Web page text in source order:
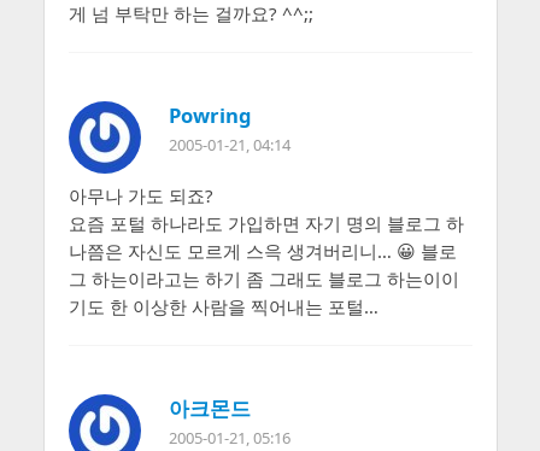
게 넘 부탁만 하는 걸까요? ^^;;
Powring
2005-01-21, 04:14
아무나 가도 되죠?
요즘 포털 하나라도 가입하면 자기 명의 블로그 하
나쯤은 자신도 모르게 스윽 생겨버리니… 😀 블로
그 하는이라고는 하기 좀 그래도 블로그 하는이이
기도 한 이상한 사람을 찍어내는 포털…
아크몬드
2005-01-21, 05:16